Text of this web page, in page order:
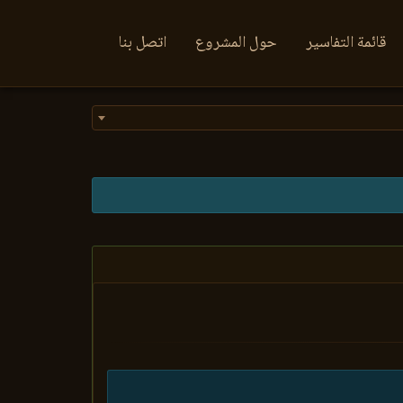
قائمة التفاسير حول المشروع اتصل بنا